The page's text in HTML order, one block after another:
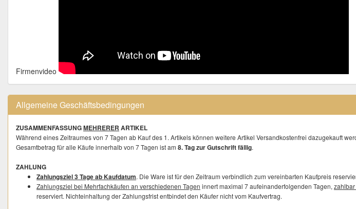
Firmenvideo
Allgemeine Geschäftsbedingungen
ZUSAMMENFASSUNGMEHRERER ARTIKEL
Während eines Zeitraumes von 7 Tagen ab Kauf des 1. Artikels können weitere Artikel Versandkostenfrei dazugekauft
Gesamtbetrag für alle Käufe innerhalb von 7 Tagen ist am 8. Tag zur Gutschrift fällig.
ZAHLUNG
Zahlungsziel 3 Tage ab Kaufdatum. Die Ware ist für den Zeitraum verbindlich zum vereinbarten Kaufpreis
Zahlungsziel bei Mehrfachkäufen an verschiedenen Tagen innert maximal 7 aufeinanderfolgenden Tagen,zahlbar
reserviert. Nichteinhaltung der Zahlungsfrist entbindet den Käufer nicht vom Kaufvertrag.